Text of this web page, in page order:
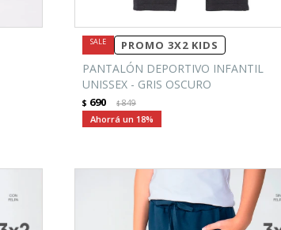
PROMO 3X2 KIDS
PANTALÓN DEPORTIVO INFANTIL
UNISSEX - GRIS OSCURO
$ 690 $849
18